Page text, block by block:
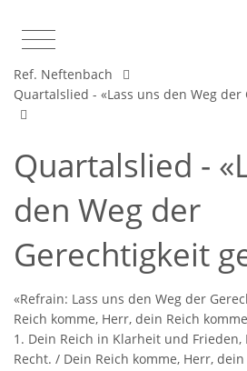
Ref. Neftenbach
Quartalslied - «Lass uns den Weg
Quartalslied -
den Weg der
Gerechtigkeit
«Refrain: Lass uns den Weg der
Reich komme, Herr, dein Reich
1. Dein Reich in Klarheit und
Recht. / Dein Reich komme, Herr,